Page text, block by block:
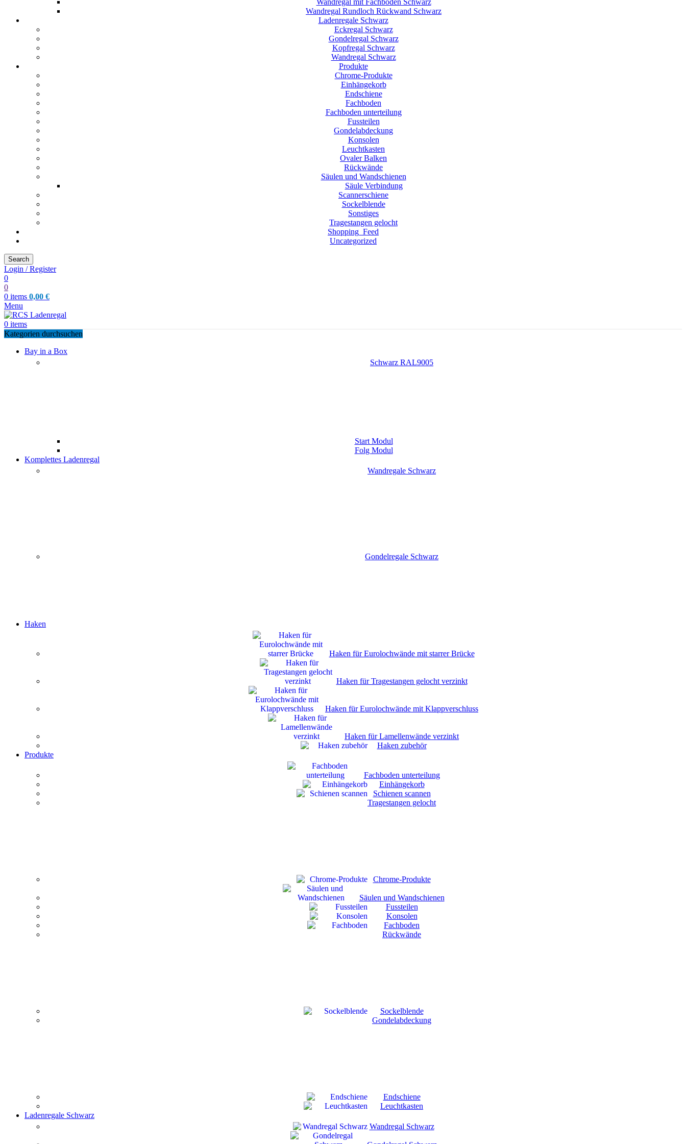
Wandregal mit Fachböden Schwarz
Wandregal Rundloch Rückwand Schwarz
Ladenregale Schwarz
Eckregal Schwarz
Gondelregal Schwarz
Kopfregal Schwarz
Wandregal Schwarz
Produkte
Chrome-Produkte
Einhängekorb
Endschiene
Fachboden
Fachboden unterteilung
Fussteilen
Gondelabdeckung
Konsolen
Leuchtkasten
Ovaler Balken
Rückwände
Säulen und Wandschienen
Säule Verbindung
Scannerschiene
Sockelblende
Sonstiges
Tragestangen gelocht
Shopping_Feed
Uncategorized
Search
Login / Register
0
0
0 items 0,00 €
Menu
0 items
Kategorien durchsuchen
Bay in a Box
Schwarz RAL9005
Start Modul
Folg Modul
Komplettes Ladenregal
Wandregale Schwarz
Gondelregale Schwarz
Haken
Haken für Eurolochwände mit starrer Brücke
Haken für Tragestangen gelocht verzinkt
Haken für Eurolochwände mit Klappverschluss
Haken für Lamellenwände verzinkt
Haken zubehör
Produkte
Fachboden unterteilung
Einhängekorb
Schienen scannen
Tragestangen gelocht
Chrome-Produkte
Säulen und Wandschienen
Fussteilen
Konsolen
Fachboden
Rückwände
Sockelblende
Gondelabdeckung
Endschiene
Leuchtkasten
Ladenregale Schwarz
Wandregal Schwarz